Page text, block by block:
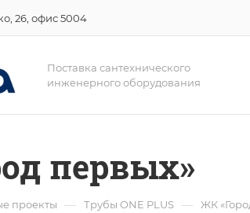
26, офис 5004
Поставка сантехнического
инженерного оборудования
первых»
проекты — Трубы ONE PLUS — ЖК